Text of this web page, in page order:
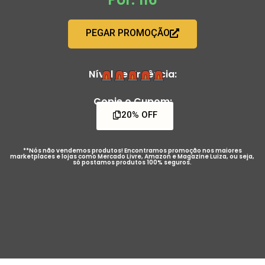
PEGAR PROMOÇÃO
Nível de Urgência:
Copie o Cupom:
20% OFF
**Nós não vendemos produtos! Encontramos promoção nos maiores
marketplaces e lojas como Mercado Livre, Amazon e Magazine Luiza, ou seja,
só postamos produtos 100% seguros.